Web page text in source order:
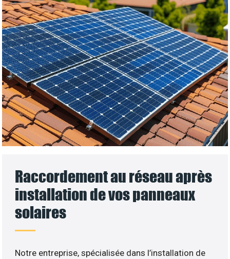
Raccordement au réseau après
installation de vos panneaux
solaires
Notre entreprise, spécialisée dans l’installation de